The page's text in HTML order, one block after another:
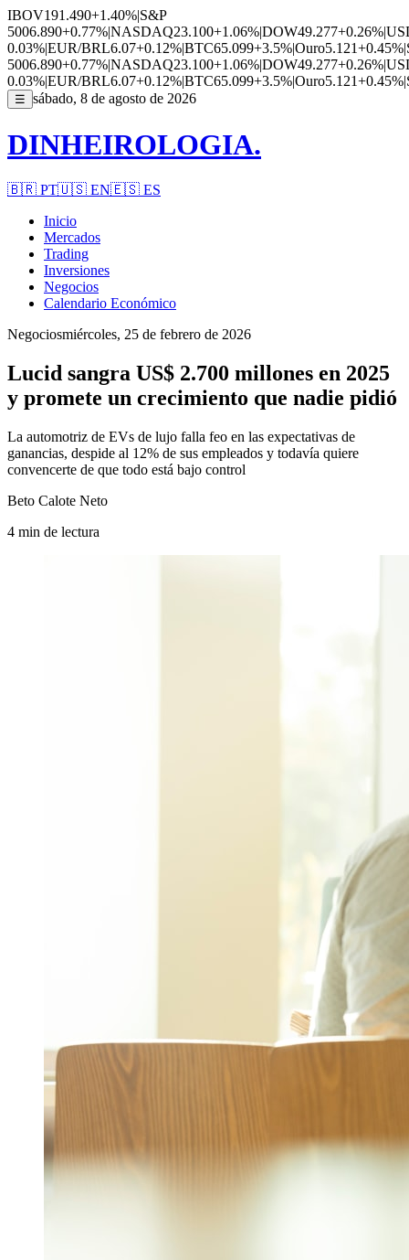
IBOV191.490+1.40%|S&P
5006.890+0.77%|NASDAQ23.100+1.06%|DOW49.277+0.26%|
0.03%|EUR/BRL6.07+0.12%|BTC65.099+3.5%|Ouro5.121+0.45%|
5006.890+0.77%|NASDAQ23.100+1.06%|DOW49.277+0.26%|
0.03%|EUR/BRL6.07+0.12%|BTC65.099+3.5%|Ouro5.121+0.45%|
☰ sábado, 8 de agosto de 2026
DINHEIROLOGIA.
🇧🇷 PT🇺🇸 EN🇪🇸 ES
Inicio
Mercados
Trading
Inversiones
Negocios
Calendario Económico
Negociosmiércoles, 25 de febrero de 2026
Lucid sangra US$ 2.700 millones en 2025
y promete un crecimiento que nadie pidió
La automotriz de EVs de lujo falla feo en las expectativas de
ganancias, despide al 12% de sus empleados y todavía quiere
convencerte de que todo está bajo control
Beto Calote Neto
4 min de lectura